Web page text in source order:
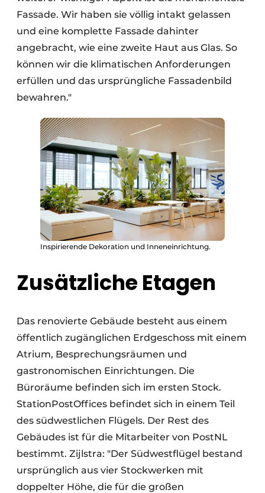
Fassade. Wir haben sie völlig intakt gelassen
und eine komplette Fassade dahinter
angebracht, wie eine zweite Haut aus Glas. So
können wir die klimatischen Anforderungen
erfüllen und das ursprüngliche Fassadenbild
bewahren."
Inspirierende Dekoration und Inneneinrichtung.
Zusätzliche Etagen
Das renovierte Gebäude besteht aus einem
öffentlich zugänglichen Erdgeschoss mit einem
Atrium, Besprechungsräumen und
gastronomischen Einrichtungen. Die
Büroräume befinden sich im ersten Stock.
StationPostOffices befindet sich in einem Teil
des südwestlichen Flügels. Der Rest des
Gebäudes ist für die Mitarbeiter von PostNL
bestimmt. Zijlstra: "Der Südwestflügel bestand
ursprünglich aus vier Stockwerken mit
doppelter Höhe, die für die großen